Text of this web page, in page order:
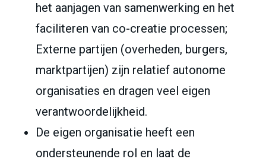
het aanjagen van samenwerking en het
faciliteren van co-creatie processen;
Externe partijen (overheden, burgers,
marktpartijen) zijn relatief autonome
organisaties en dragen veel eigen
verantwoordelijkheid.
De eigen organisatie heeft een
ondersteunende rol en laat de